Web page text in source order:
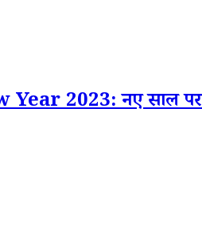
Year 2023: नए साल पर